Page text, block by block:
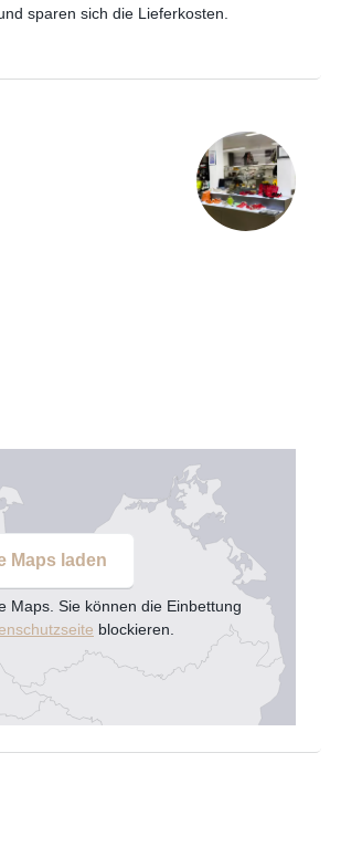
sparen sich die Lieferkosten.
Maps laden
Maps. Sie können die Einbettung
blockieren.